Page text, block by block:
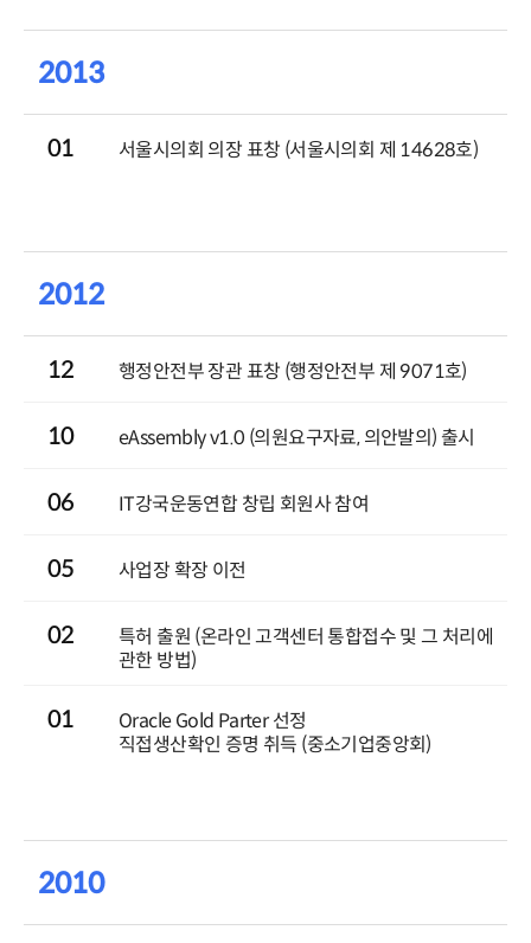
2013
01 서울시의회 의장 표창 (서울시의회 제 14628호)
2012
12 행정안전부 장관 표창 (행정안전부 제 9071호)
10 eAssembly v1.0 (의원요구자료, 의안발의) 출시
06 IT강국운동연합 창립 회원사 참여
05 사업장 확장 이전
02
특허 출원 (온라인 고객센터 통합접수 및 그 처리에
관한 방법)
01
Oracle Gold Parter 선정
직접생산확인 증명 취득 (중소기업중앙회)
2010